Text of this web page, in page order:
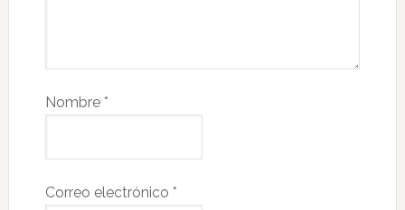
Nombre *
Correo electrónico *